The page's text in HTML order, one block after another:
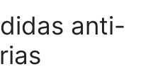
anti-